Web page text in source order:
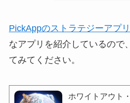
PickAppのストラテジーアプ
なアプリを紹介しているので
てみてください。
ホワイトアウト